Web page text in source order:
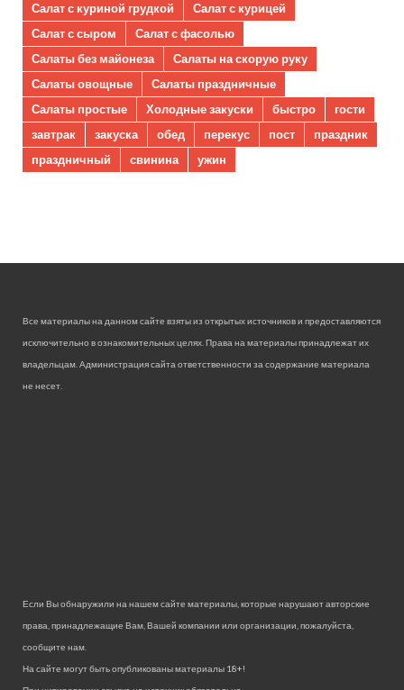
Салат с куриной грудкой
Салат с курицей
Салат с сыром
Салат с фасолью
Салаты без майонеза
Салаты на скорую руку
Салаты овощные
Салаты праздничные
Салаты простые
Холодные закуски быстро
гости
завтрак
закуска обед перекус пост
праздник
праздничный
свинина ужин
Все материалы на данном сайте взяты из открытых источников и предоставляются
исключительно в ознакомительных целях. Права на материалы принадлежат их
владельцам. Администрация сайта ответственности за содержание материала
не несет.
Если Вы обнаружили на нашем сайте материалы, которые нарушают авторские
права, принадлежащие Вам, Вашей компании или организации, пожалуйста,
сообщите нам.
На сайте могут быть опубликованы материалы 18+!